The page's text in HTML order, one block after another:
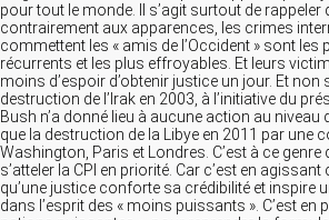
pour tout le monde. Il s’agit surtout de rappeler
contrairement aux apparences, les crimes
commettent les « amis de l’Occident » sont les
récurrents et les plus effroyables. Et leurs
moins d’espoir d’obtenir justice un jour. Et non
destruction de l’Irak en 2003, à l’initiative du
Bush n’a donné lieu à aucune action au niveau
que la destruction de la Libye en 2011 par une
Washington, Paris et Londres. C’est à ce genre
s’atteler la CPI en priorité. Car c’est en
qu’une justice conforte sa crédibilité et inspire
dans l’esprit des « moins puissants ». C’est en